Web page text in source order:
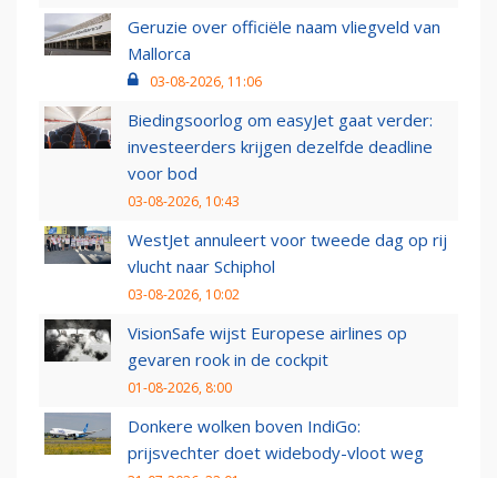
Geruzie over officiële naam vliegveld van
Mallorca
03-08-2026, 11:06
Biedingsoorlog om easyJet gaat verder:
investeerders krijgen dezelfde deadline
voor bod
03-08-2026, 10:43
WestJet annuleert voor tweede dag op rij
vlucht naar Schiphol
03-08-2026, 10:02
VisionSafe wijst Europese airlines op
gevaren rook in de cockpit
01-08-2026, 8:00
Donkere wolken boven IndiGo:
prijsvechter doet widebody-vloot weg